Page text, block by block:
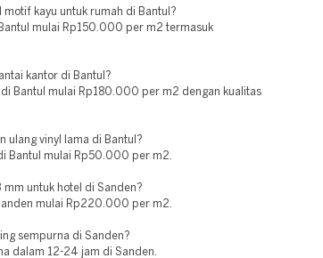
motif kayu untuk rumah di Bantul?
mulai Rp150.000 per m2 termasuk
kantor di Bantul?
di Bantul mulai Rp180.000 per m2 dengan kualitas
ulang vinyl lama di Bantul?
Bantul mulai Rp50.000 per m2.
mm untuk hotel di Sanden?
mulai Rp220.000 per m2.
sempurna di Sanden?
dalam 12-24 jam di Sanden.